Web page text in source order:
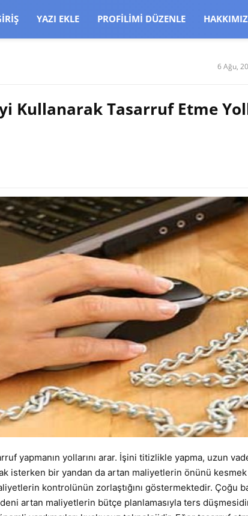
YAZI EKLE PROFILIMI DÜZENLE
6 Ağu,
Kullanarak Tasarruf Etme
yapmanın yollarını arar. İşini titizlikle yapma, uzun
isterken bir yandan da artan maliyetlerin önünü
kontrolünün zorlaştığını göstermektedir. Çoğu
artan maliyetlerin bütçe planlamasıyla ters